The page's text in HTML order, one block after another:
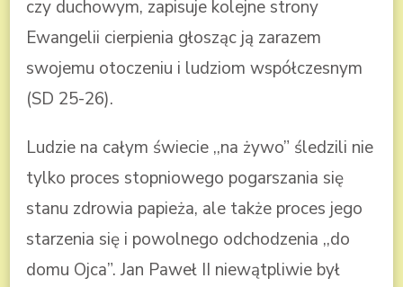
czy duchowym, zapisuje kolejne strony
Ewangelii cierpienia głosząc ją zarazem
swojemu otoczeniu i ludziom współczesnym
(SD 25-26).
Ludzie na całym świecie ,,na żywo” śledzili nie
tylko proces stopniowego pogarszania się
stanu zdrowia papieża, ale także proces jego
starzenia się i powolnego odchodzenia ,,do
domu Ojca”. Jan Paweł II niewątpliwie był